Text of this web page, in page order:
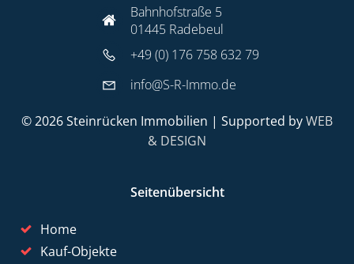
Bahnhofstraße 5
01445 Radebeul
+49 (0) 176 758 632 79
info@S-R-Immo.de
© 2026 Steinrücken Immobilien | Supported byWEB
& DESIGN
Seitenübersicht
Home
Kauf-Objekte